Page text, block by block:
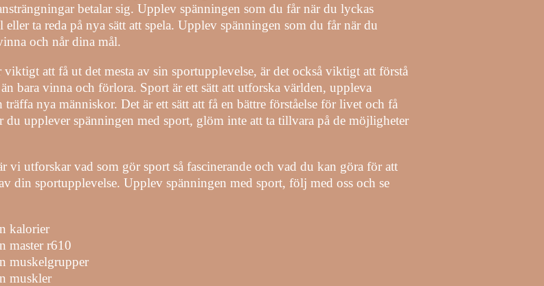
betalar sig. Upplev spänningen som du får när du lyckas
eller ta reda på nya sätt att spela. Upplev spänningen som du får när du
och når dina mål.
viktigt att få ut det mesta av sin sportupplevelse, är det också viktigt att förstå
bara vinna och förlora. Sport är ett sätt att utforska världen, uppleva
träffa nya människor. Det är ett sätt att få en bättre förståelse för livet och få
du upplever spänningen med sport, glöm inte att ta tillvara på de möjligheter
vi utforskar vad som gör sport så fascinerande och vad du kan göra för att
din sportupplevelse. Upplev spänningen med sport, följ med oss ​​och se
kalorier
master r610
muskelgrupper
muskler